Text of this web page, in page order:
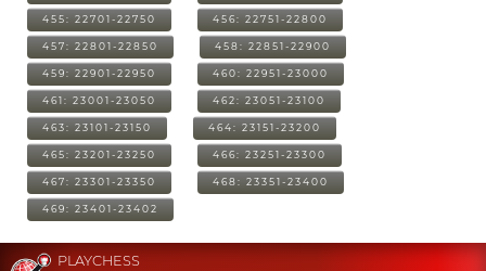
455: 22701-22750 456: 22751-22800
457: 22801-22850 458: 22851-22900
459: 22901-22950 460: 22951-23000
461: 23001-23050 462: 23051-23100
463: 23101-23150 464: 23151-23200
465: 23201-23250 466: 23251-23300
467: 23301-23350 468: 23351-23400
469: 23401-23402
PLAYCHESS